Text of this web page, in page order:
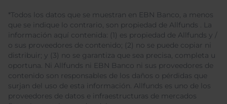
*Todos los datos que se muestran en EBN Banco, a menos
que se indique lo contrario, son propiedad de Allfunds . La
información aquí contenida: (1) es propiedad de Allfunds y /
o sus proveedores de contenido; (2) no se puede copiar ni
distribuir; y (3) no se garantiza que sea precisa, completa u
oportuna. Ni Allfunds ni EBN Banco ni sus proveedores de
contenido son responsables de los daños o pérdidas que
surjan del uso de esta información. Allfunds es uno de los
proveedores de datos e infraestructuras de mercados